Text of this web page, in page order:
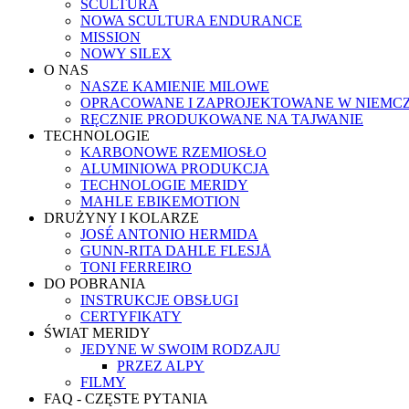
SCULTURA
NOWA SCULTURA ENDURANCE
MISSION
NOWY SILEX
O NAS
NASZE KAMIENIE MILOWE
OPRACOWANE I ZAPROJEKTOWANE W
RĘCZNIE PRODUKOWANE NA TAJWANIE
TECHNOLOGIE
KARBONOWE RZEMIOSŁO
ALUMINIOWA PRODUKCJA
TECHNOLOGIE MERIDY
MAHLE EBIKEMOTION
DRUŻYNY I KOLARZE
JOSÉ ANTONIO HERMIDA
GUNN-RITA DAHLE FLESJÅ
TONI FERREIRO
DO POBRANIA
INSTRUKCJE OBSŁUGI
CERTYFIKATY
ŚWIAT MERIDY
JEDYNE W SWOIM RODZAJU
PRZEZ ALPY
FILMY
FAQ - CZĘSTE PYTANIA